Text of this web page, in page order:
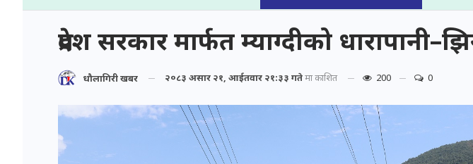
प्रदेश सरकार मार्फत म्याग्दीको
धौलागिरी खबर २०८३ असार २१, आईतवार २१:३३ गतेमा प्रकाशित 200 0